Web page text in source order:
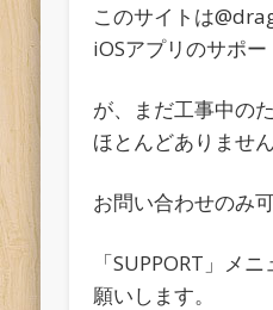
このサイトは
iOSアプリのサポー
が、まだ工事中の
ほとんどありません
お問い合わせのみ可
「SUPPORT」メ
願いします。